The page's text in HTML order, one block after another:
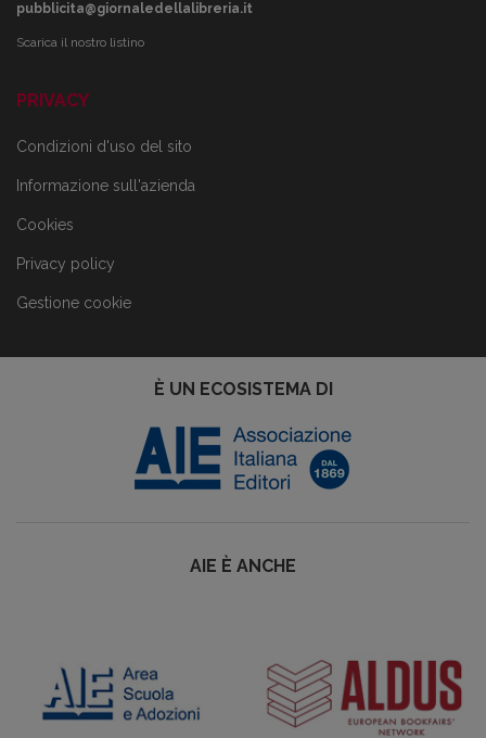
pubblicita@giornaledellalibreria.it
Scarica il nostro listino
PRIVACY
Condizioni d'uso del sito
Informazione sull'azienda
Cookies
Privacy policy
Gestione cookie
È UN ECOSISTEMA DI
AIE È ANCHE